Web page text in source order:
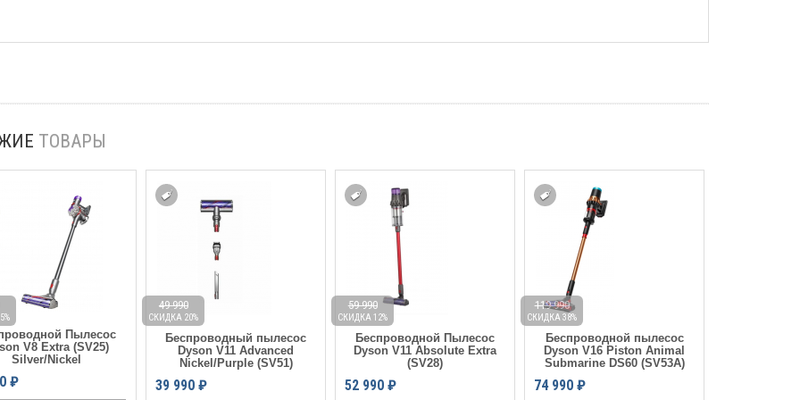
ТОВАРЫ
Пылесос
V8 Extra (SV25)
Silver/Nickel
₽
Беспроводный пылесос
Dyson V11 Advanced
Nickel/Purple (SV51)
39 990 ₽
49 990
СКИДКА 20%
Беспроводной Пылесос
Dyson V11 Absolute Extra
(SV28)
52 990 ₽
59 990
СКИДКА 12%
Беспроводной пылесос
Dyson V16 Piston Animal
Submarine DS60 (SV53A)
74 990 ₽
119 990
СКИДКА 38%